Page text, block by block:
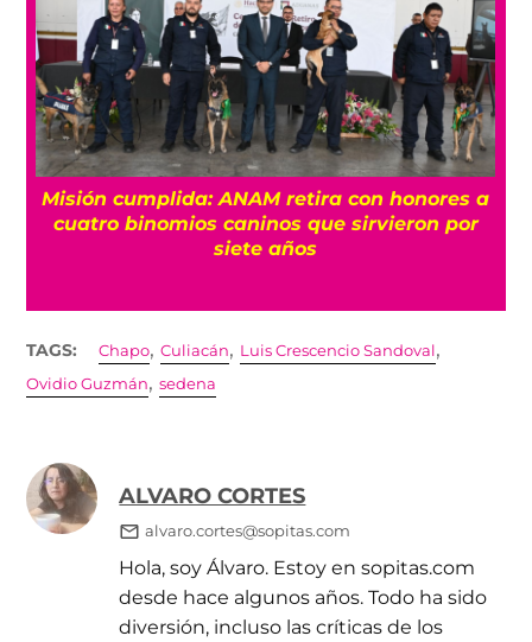
Misión cumplida: ANAM retira con honores a
cuatro binomios caninos que sirvieron por
siete años
TAGS: Chapo,Culiacán, Luis Crescencio Sandoval,
Ovidio Guzmán,sedena
ALVARO CORTES
alvaro.cortes@sopitas.com
Hola, soy Álvaro. Estoy en sopitas.com
desde hace algunos años. Todo ha sido
diversión, incluso las críticas de los